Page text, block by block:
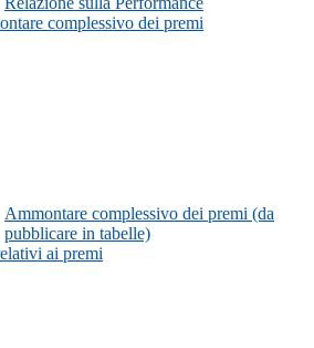
complessivo dei premi
Ammontare complessivo dei premi (da
pubblicare in tabelle)
ai premi